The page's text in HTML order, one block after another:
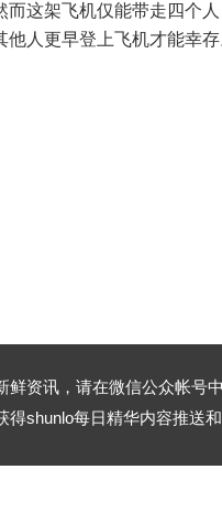
而这架飞机仅能带走四个
他人更早登上飞机才能幸
鲜资讯，请在微信公众帐号
得shunlo每日精华内容推送